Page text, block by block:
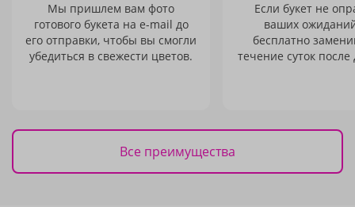
Мы пришлем вам фото
готового букета на e-mail до
его отправки, чтобы вы смогли
убедиться в свежести цветов.
Если букет не
ваших
бесплатно
течение суток после
Все преимущества